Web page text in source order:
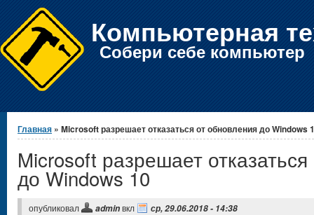
Компьютерная
Собери себе компьютер
Вы здесь
Главная » Microsoft разрешает отказаться от обновления до Windows
Microsoft разрешает
до Windows 10
опубликовал adminвкл ср, 29.06.2018 - 14:38